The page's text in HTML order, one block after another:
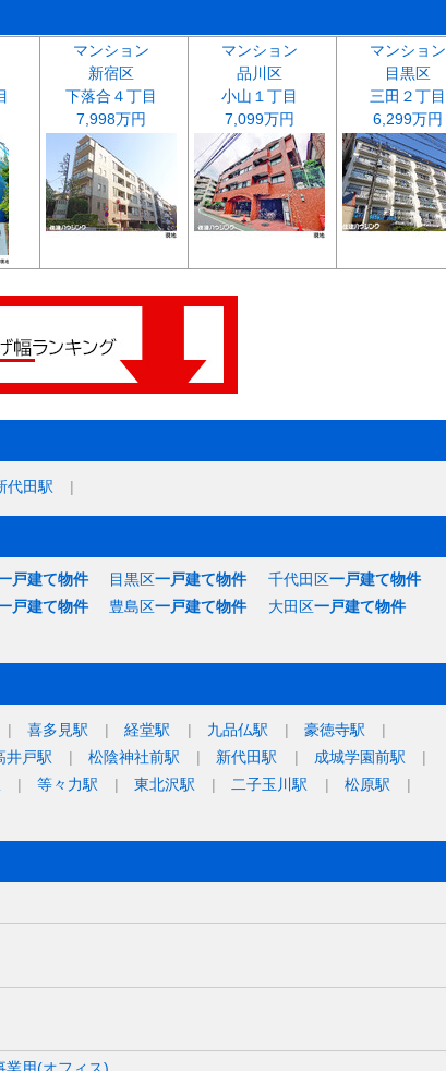
マンション
新宿区
下落合４丁目
7,998万円
マンション
品川区
小山１丁目
7,099万円
マンション
目黒区
三田２丁目
6,299万円
代田駅
戸建て物件 目黒区一戸建て物件 千代田区一戸建て物件
戸建て物件 豊島区一戸建て物件 大田区一戸建て物件
喜多見駅 経堂駅 九品仏駅
豪徳寺駅
井戸駅 松陰神社前駅 新代田駅
成城学園前駅
等々力駅 東北沢駅 二子玉川駅
松原駅
業用(オフィス)